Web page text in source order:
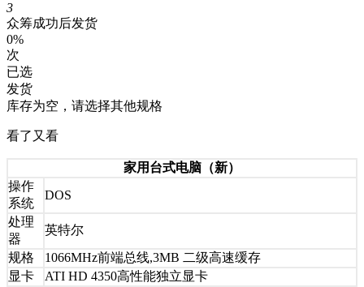
3
众筹成功后发货
0%
次
已选
发货
库存为空，请选择其他规格
看了又看
家用台式电脑（新）
操作
系统
DOS
处理
器
英特尔
规格
1066MHz前端总线,3MB 二级高速缓存
显卡
ATI HD 4350高性能独立显卡